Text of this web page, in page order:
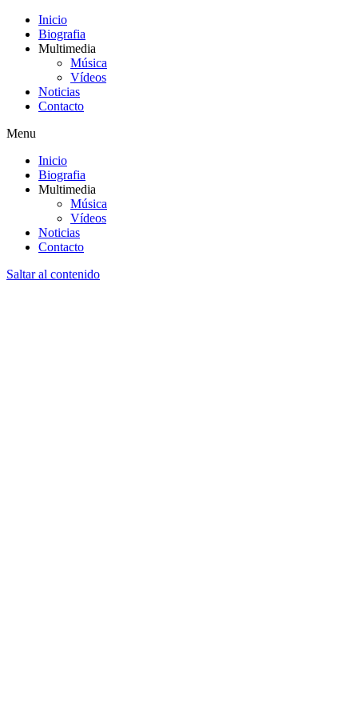
Inicio
Biografia
Multimedia
Música
Vídeos
Noticias
Contacto
Menu
Inicio
Biografia
Multimedia
Música
Vídeos
Noticias
Contacto
Saltar al contenido